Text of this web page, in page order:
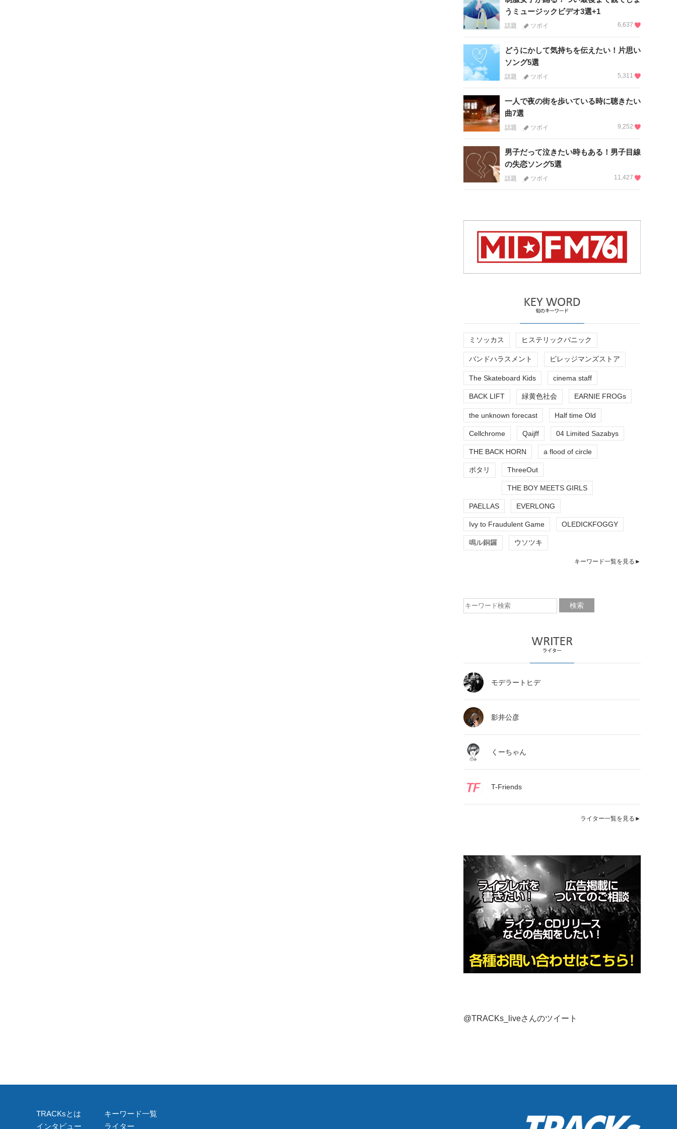
うミュージックビデオ3選+1
話題 ツボイ 6,637
どうにかして気持ちを伝えたい！片思い
ソング5選
話題 ツボイ 5,311
一人で夜の街を歩いている時に聴きたい
曲7選
話題 ツボイ 9,252
男子だって泣きたい時もある！男子目線
の失恋ソング5選
話題 ツボイ 11,427
ミソッカス ヒステリックパニック
バンドハラスメント ビレッジマンズストア
The Skateboard Kids cinema staff
BACK LIFT 緑黄色社会 EARNIE FROGs
the unknown forecast Half time Old
Cellchrome Qaijff 04 Limited Sazabys
THE BACK HORN a flood of circle
ポタリ ThreeOut
THE BOY MEETS GIRLS
PAELLAS EVERLONG
Ivy to Fraudulent Game OLEDICKFOGGY
鳴ル銅鑼 ウソツキ
キーワード一覧を見る►
モデラートヒデ
影井公彦
くーちゃん
T-Friends
ライター一覧を見る►
@TRACKs_liveさんのツイート
TRACKsとは
インタビュー
キーワード一覧
ライター